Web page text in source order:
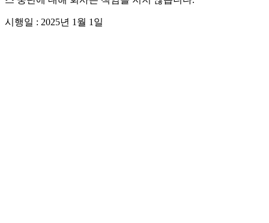
시행일 : 2025년 1월 1일